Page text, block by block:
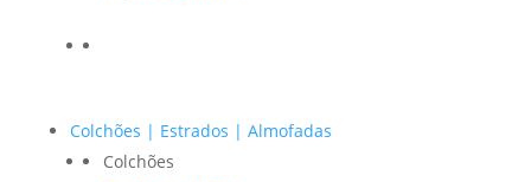
Colchões | Estrados | Almofadas
Colchões